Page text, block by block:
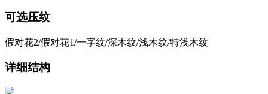
可选压纹
假对花2/假对花1/一字纹/深木纹/浅木纹/特浅木纹
详细结构